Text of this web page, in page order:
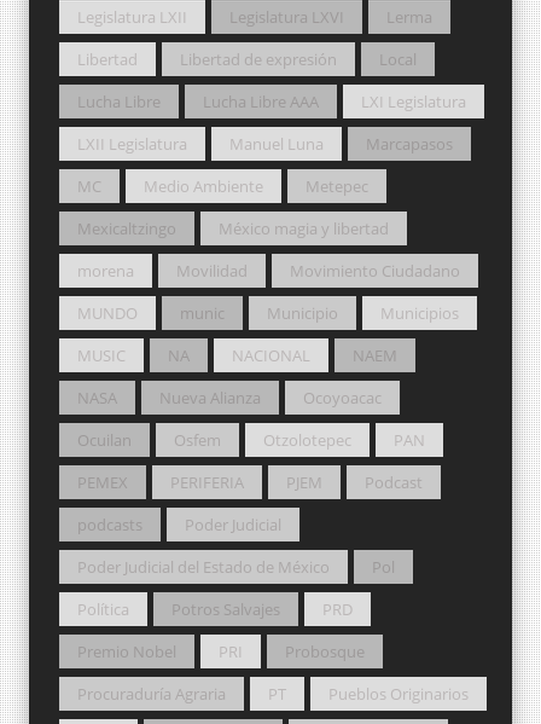
Legislatura LXII
Legislatura LXVI
Lerma
Libertad
Libertad de expresión
Local
Lucha Libre
Lucha Libre AAA
LXI Legislatura
LXII Legislatura
Manuel Luna
Marcapasos
MC
Medio Ambiente
Metepec
Mexicaltzingo
México magia y libertad
morena
Movilidad
Movimiento Ciudadano
MUNDO
munic Municipio
Municipios
MUSIC
NA NACIONAL
NAEM
NASA
Nueva Alianza
Ocoyoacac
Ocuilan
Osfem Otzolotepec
PAN
PEMEX
PERIFERIA PJEM
Podcast
podcasts
Poder Judicial
Poder Judicial del Estado de México
Pol
Política
Potros Salvajes
PRD
Premio Nobel
PRI
Probosque
Procuraduría Agraria
PT
Pueblos Originarios